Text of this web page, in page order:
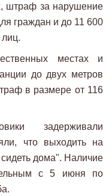
штраф за нарушение
граждан и до 11 600
местах и
до двух метров
в размере от 116
задерживали
что выходить на
дома". Наличие
с 5 июня по